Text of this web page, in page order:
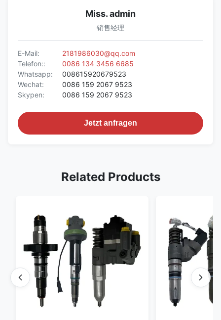
Miss. admin
销售经理
E-Mail:
2181986030@qq.com
Telefon::
0086 134 3456 6685
Whatsapp:
008615920679523
Wechat:
0086 159 2067 9523
Skypen:
0086 159 2067 9523
Jetzt anfragen
Related Products